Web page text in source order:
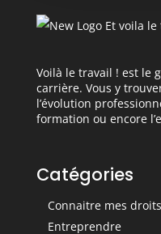
Voilà le travail ! est le
carrière. Vous y
l’évolution
formation ou encore
Catégories
Connaitre mes droits
Entreprendre